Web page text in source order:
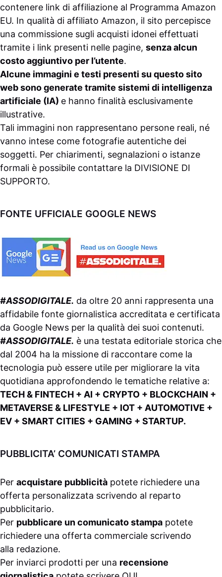
contenere link di affiliazione al Programma Amazon
EU. In qualità di affiliato Amazon, il sito percepisce
una commissione sugli acquisti idonei effettuati
tramite i link presenti nelle pagine, senza alcun
costo aggiuntivo per l’utente.
Alcune immagini e testi presenti su questo sito
web sono generate tramite sistemi di intelligenza
artificiale (IA) e hanno finalità esclusivamente
illustrative.
Tali immagini non rappresentano persone reali, né
vanno intese come fotografie autentiche dei
soggetti. Per chiarimenti, segnalazioni o istanze
formali è possibile contattare la DIVISIONE DI
SUPPORTO.
FONTE UFFICIALE GOOGLE NEWS
#ASSODIGITALE. da oltre 20 anni rappresenta una
affidabile fonte giornalistica accreditata e certificata
da Google News per la qualità dei suoi contenuti.
#ASSODIGITALE. è una testata editoriale storica che
dal 2004 ha la missione di raccontare come la
tecnologia può essere utile per migliorare la vita
quotidiana approfondendo le tematiche relative a:
TECH & FINTECH + AI + CRYPTO + BLOCKCHAIN +
METAVERSE & LIFESTYLE + IOT + AUTOMOTIVE +
EV + SMART CITIES + GAMING + STARTUP.
PUBBLICITA’ COMUNICATI STAMPA
Per acquistare pubblicità potete richiedere una
offerta personalizzata scrivendo al reparto
pubblicitario.
Per pubblicare un comunicato stampa potete
richiedere una offerta commerciale scrivendo
alla redazione.
Per inviarci prodotti per una recensione